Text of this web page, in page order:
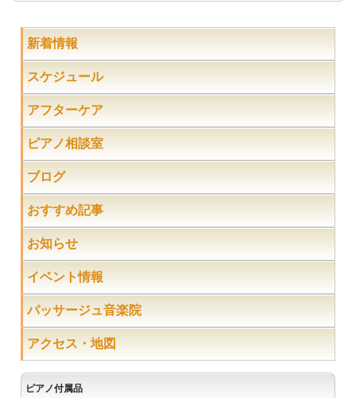
新着情報
スケジュール
アフターケア
ピアノ相談室
ブログ
おすすめ記事
お知らせ
イベント情報
パッサージュ音楽院
アクセス・地図
ピアノ付属品